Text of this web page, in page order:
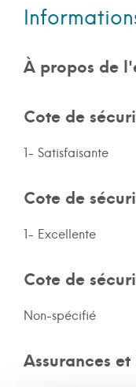
À propos de
Cote de
1- Satisfaisante
Cote de
1- Excellente
Cote de
Non-spécifié
Assurances